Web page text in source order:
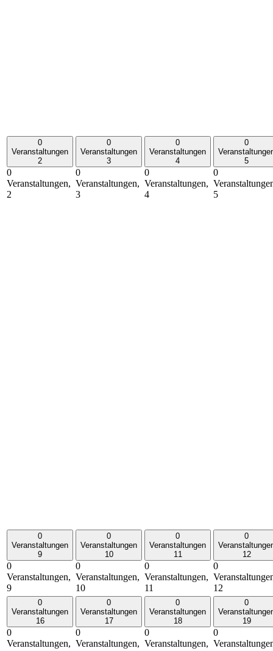
0
Veranstaltungen
2
0
Veranstaltungen,
2
0
Veranstaltungen
3
0
Veranstaltungen,
3
0
Veranstaltungen
4
0
Veranstaltungen,
4
0
5
0
5
0
Veranstaltungen
9
0
Veranstaltungen,
9
0
Veranstaltungen
10
0
Veranstaltungen,
10
0
Veranstaltungen
11
0
Veranstaltungen,
11
0
12
0
12
0
Veranstaltungen
16
0
Veranstaltungen,
0
Veranstaltungen
17
0
Veranstaltungen,
0
Veranstaltungen
18
0
Veranstaltungen,
0
19
0